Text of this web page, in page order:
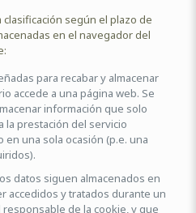
según el plazo de
en el navegador del
para recabar y almacenar
accede a una página web. Se
información que solo
la prestación del servicio
en una sola ocasión (p.e. una
datos siguen almacenados en
accedidos y tratados durante un
de la cookie, y que